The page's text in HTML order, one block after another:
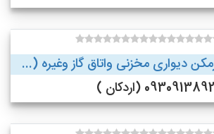
دیواری مخزنی واتاق گاز وغیره (...
(اردکان )